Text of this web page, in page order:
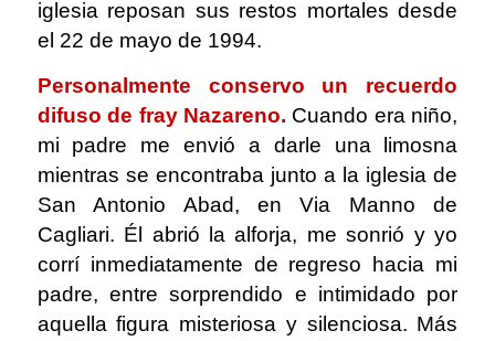
iglesia reposan sus restos mortales desde
el 22 de mayo de 1994.
Personalmente conservo un recuerdo
difuso de fray Nazareno. Cuando era niño,
mi padre me envió a darle una limosna
mientras se encontraba junto a la iglesia de
San Antonio Abad, en Via Manno de
Cagliari. Él abrió la alforja, me sonrió y yo
corrí inmediatamente de regreso hacia mi
padre, entre sorprendido e intimidado por
aquella figura misteriosa y silenciosa. Más